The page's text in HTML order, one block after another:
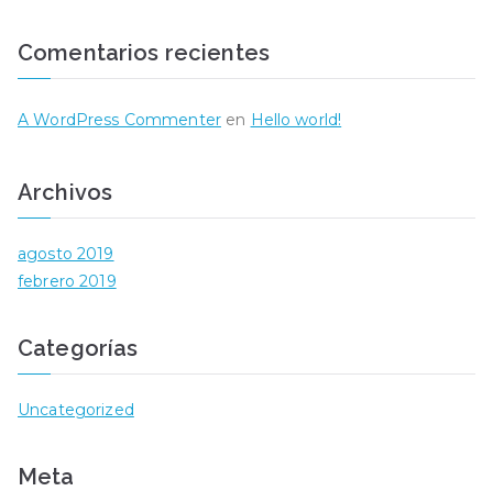
Comentarios recientes
A WordPress Commenteren Hello world!
Archivos
agosto 2019
febrero 2019
Categorías
Uncategorized
Meta